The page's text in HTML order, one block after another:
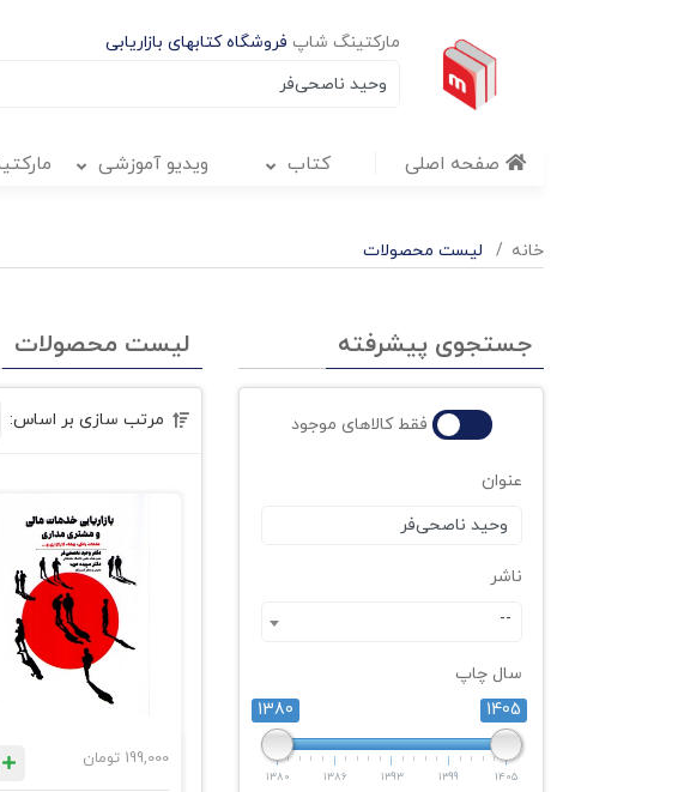
مارکتینگ شاپ فروشگاه کتابهای بازاریابی
صفحه اصلی کتاب ویدیو آموزشی
خانه لیست محصولات
جستجوی پیشرفته
فقط کالاهای موجود
عنوان
ناشر
--
سال چاپ
1380
1405
1380 1386 1393 1399 1405
لیست محصولات
مرتب سازی بر اساس:
199,000 تومان